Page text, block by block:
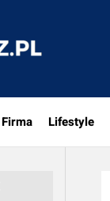
Firma Lifestyle